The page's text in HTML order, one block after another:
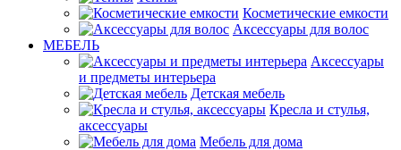
Косметические емкости
Аксессуары для волос
МЕБЕЛЬ
Аксессуары
и предметы интерьера
Детская мебель
Кресла и стулья,
аксессуары
Мебель для дома